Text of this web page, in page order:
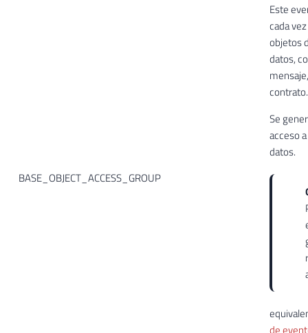
BASE_OBJECT_ACCESS_GROUP
Este
cada
objetos
datos,
contrato.
Se
acceso
datos.